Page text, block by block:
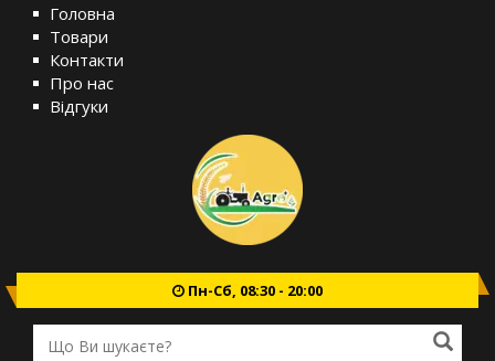
Головна
Товари
Контакти
Про нас
Відгуки
Пн-Сб, 08:30 - 20:00